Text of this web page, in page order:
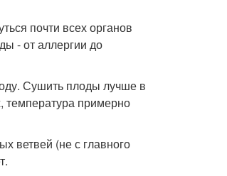
почти всех органов
- от аллергии до
Сушить плоды лучше в
температура примерно
ветвей (не с главного